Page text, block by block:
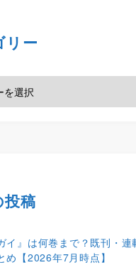
リー
投稿
イ』は何巻まで？既刊・連
め【2026年7月時点】